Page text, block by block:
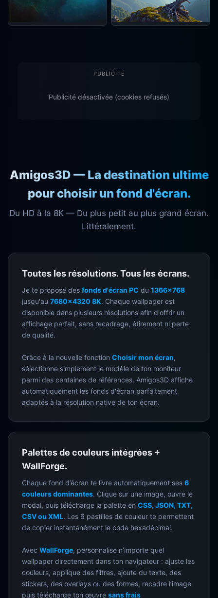
PUBLICITÉ
Publicité désactivée (cookies refusés)
Amigos3D — La destination ultime
pour choisir un fond d'écran.
Du HD à la 8K — Du plus petit au plus grand écran.
Littéralement.
Toutes les résolutions. Tous les écrans.
Je te propose des fonds d'écran PC du 1366×768
jusqu'au 7680×4320 8K. Chaque wallpaper est
disponible dans plusieurs résolutions afin d'offrir un
affichage parfait, sans recadrage, étirement ni perte
de qualité.
Grâce à la nouvelle fonction Choisir mon écran,
sélectionne simplement le modèle de ton moniteur
parmi des centaines de références. Amigos3D affiche
automatiquement les fonds d'écran parfaitement
adaptés à la résolution native de ton écran.
Palettes de couleurs intégrées +
WallForge.
Chaque fond d’écran te livre automatiquement ses 6
couleurs dominantes. Clique sur une image, ouvre le
modal, puis télécharge la palette en CSS, JSON, TXT,
CSV ou XML. Les 6 pastilles de couleur te permettent
de copier instantanément le code hexadécimal.
Avec WallForge, personnalise n’importe quel
wallpaper directement dans ton navigateur : ajuste les
couleurs, applique des filtres, ajoute du texte, des
stickers, des overlays ou des formes, recadre l’image
puis télécharge ton œuvre sans frais